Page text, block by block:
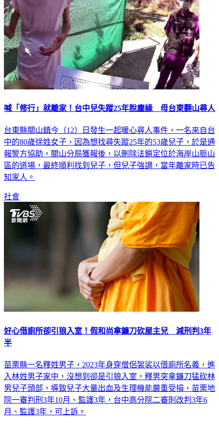
喊「修行」就離家！台中兒失蹤25年脫塵緣 母台東翻山尋人
台東縣關山鎮今（12）日發生一起暖心尋人事件，一名來自台
中的80歲徐姓女子，因為想找尋失蹤25年的53歲兒子，於是通
報警方協助，關山分局獲報後，以刪除法鎖定位於海岸山脈山
區的道場，最終順利找到兒子，但兒子強調，當年離家時已告
知家人。
社會
好心借廁所卻引狼入室！假和尚拿鐮刀砍屋主兒 減刑判3年
半
苗栗縣一名釋姓男子，2023年身穿僧侶袈裟以借廁所名義，進
入林姓男子家中，沒想到卻是引狼入室，釋男突拿鐮刀猛砍林
男兒子頭部，導致兒子大量出血及生理機能嚴重受損，苗栗地
院一審判刑3年10月、監護3年，台中高分院二審則改判3年6
月、監護3年，可上訴。